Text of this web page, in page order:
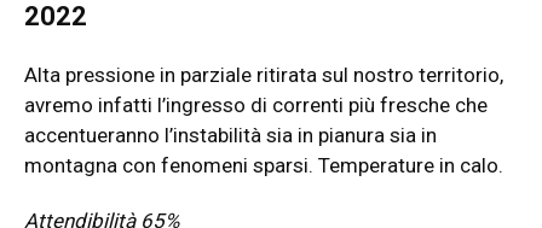
2022
Alta pressione in parziale ritirata sul nostro territorio,
avremo infatti l’ingresso di correnti più fresche che
accentueranno l’instabilità sia in pianura sia in
montagna con fenomeni sparsi. Temperature in calo.
Attendibilità 65%